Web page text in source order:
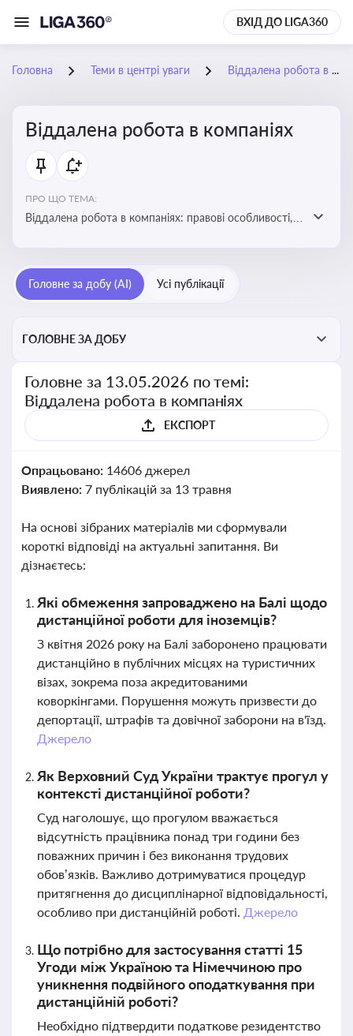
ВХІД ДО LIGA360
Головна Теми в центрі уваги Віддалена робота в компаніях
Віддалена робота в компаніях
ПРО ЩО ТЕМА:
Віддалена робота в компаніях: правові особливості,
Головне за добу (AI) Усі публікації
ГОЛОВНЕ ЗА ДОБУ
Головне за 13.05.2026 по темі:
Віддалена робота в компаніях
ЕКСПОРТ
Опрацьовано: 14606 джерел
Виявлено: 7 публікацій за 13 травня
На основі зібраних матеріалів ми сформували
короткі відповіді на актуальні запитання. Ви
дізнаєтесь:
Які обмеження запроваджено на Балі щодо
дистанційної роботи для іноземців?
З квітня 2026 року на Балі заборонено працювати
дистанційно в публічних місцях на туристичних
візах, зокрема поза акредитованими
коворкінгами. Порушення можуть призвести до
депортації, штрафів та довічної заборони на в'їзд.
Джерело
Як Верховний Суд України трактує прогул у
контексті дистанційної роботи?
Суд наголошує, що прогулом вважається
відсутність працівника понад три години без
поважних причин і без виконання трудових
обов’язків. Важливо дотримуватися процедур
притягнення до дисциплінарної відповідальності,
особливо при дистанційній роботі. Джерело
Що потрібно для застосування статті 15
Угоди між Україною та Німеччиною про
уникнення подвійного оподаткування при
дистанційній роботі?
Необхідно підтвердити податкове резидентство